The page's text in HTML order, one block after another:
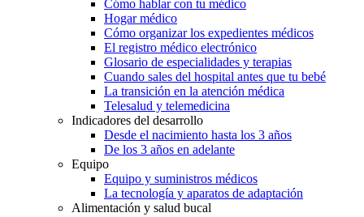
Cómo hablar con tu médico
Hogar médico
Cómo organizar los expedientes médicos
El registro médico electrónico
Glosario de especialidades y terapias
Cuando sales del hospital antes que tu bebé
La transición en la atención médica
Telesalud y telemedicina
Indicadores del desarrollo
Desde el nacimiento hasta los 3 años
De los 3 años en adelante
Equipo
Equipo y suministros médicos
La tecnología y aparatos de adaptación
Alimentación y salud bucal